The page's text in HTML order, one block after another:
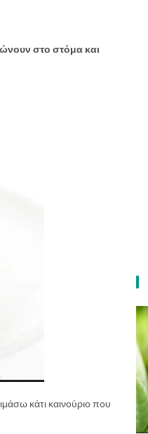
στο στόμα και
κάτι καινούριο που